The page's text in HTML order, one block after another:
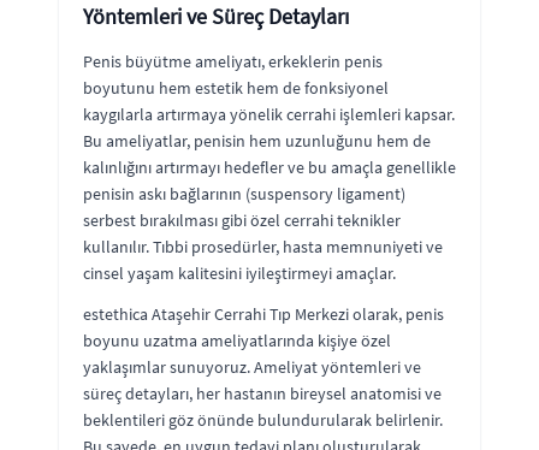
Yöntemleri ve Süreç Detayları
Penis büyütme ameliyatı, erkeklerin penis
boyutunu hem estetik hem de fonksiyonel
kaygılarla artırmaya yönelik cerrahi işlemleri kapsar.
Bu ameliyatlar, penisin hem uzunluğunu hem de
kalınlığını artırmayı hedefler ve bu amaçla genellikle
penisin askı bağlarının (suspensory ligament)
serbest bırakılması gibi özel cerrahi teknikler
kullanılır. Tıbbi prosedürler, hasta memnuniyeti ve
cinsel yaşam kalitesini iyileştirmeyi amaçlar.
estethica Ataşehir Cerrahi Tıp Merkezi olarak, penis
boyunu uzatma ameliyatlarında kişiye özel
yaklaşımlar sunuyoruz. Ameliyat yöntemleri ve
süreç detayları, her hastanın bireysel anatomisi ve
beklentileri göz önünde bulundurularak belirlenir.